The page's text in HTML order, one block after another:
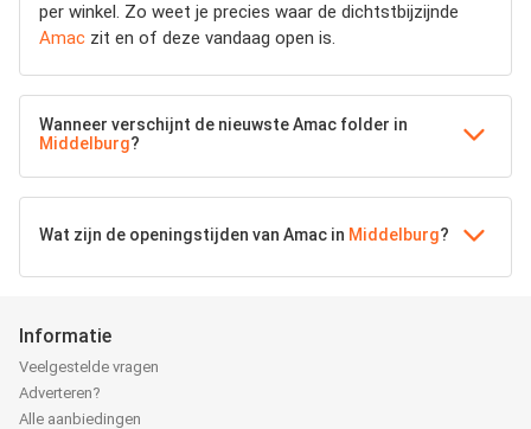
per winkel. Zo weet je precies waar de dichtstbijzijnde
Amac zit en of deze vandaag open is.
Wanneer verschijnt de nieuwste Amac folder in
Middelburg?
Wat zijn de openingstijden van Amac in Middelburg?
Informatie
Veelgestelde vragen
Adverteren?
Alle aanbiedingen